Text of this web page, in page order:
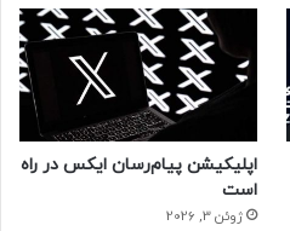
اپلیکیشن پیام‌رسان ایکس در راه
است
ژوئن 3, 2026